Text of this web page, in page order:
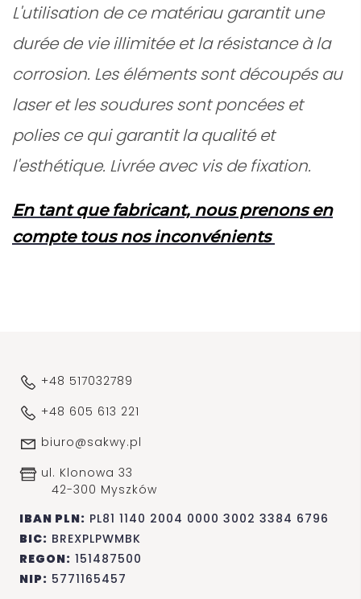
L'utilisation de ce matériau garantit une
durée de vie illimitée et la résistance à la
corrosion. Les éléments sont découpés au
laser et les soudures sont poncées et
polies ce qui garantit la qualité et
l'esthétique. Livrée avec vis de fixation.
En tant que fabricant, nous prenons en
compte tous nos inconvénients
+48 517032789
+48 605 613 221
biuro@sakwy.pl
ul. Klonowa 33
42-300 Myszków
IBAN PLN: PL81 1140 2004 0000 3002 3384 6796
BIC: BREXPLPWMBK
REGON: 151487500
NIP: 5771165457